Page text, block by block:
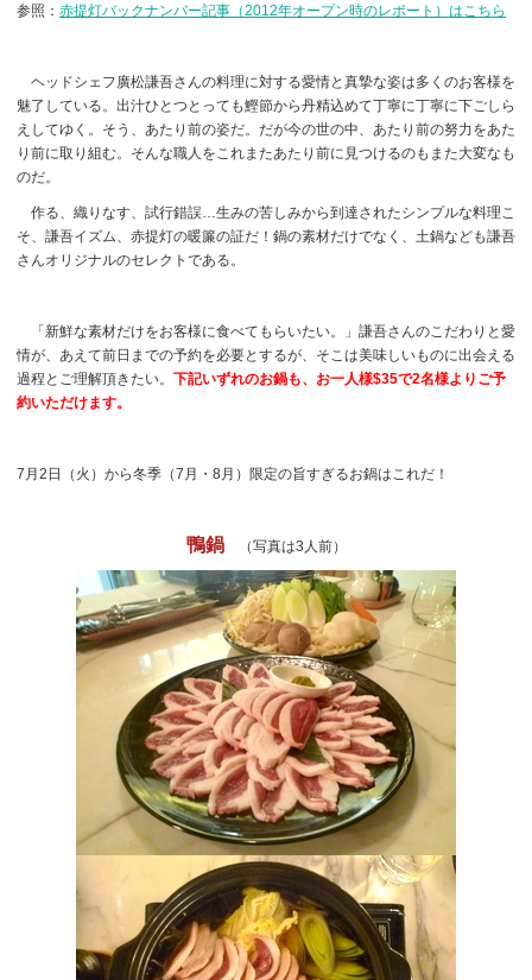
参照： 赤提灯バックナンバー記事（2012年オープン時のレポート）はこちら
ヘッドシェフ廣松謙吾さんの料理に対する愛情と真摯な姿は多くのお客様を
魅了している。出汁ひとつとっても鰹節から丹精込めて丁寧に丁寧に下ごしら
えしてゆく。そう、あたり前の姿だ。だが今の世の中、あたり前の努力をあた
り前に取り組む。そんな職人をこれまたあたり前に見つけるのもまた大変なも
のだ。
作る、織りなす、試行錯誤…生みの苦しみから到達されたシンプルな料理こ
そ、謙吾イズム、赤提灯の暖簾の証だ！鍋の素材だけでなく、土鍋なども謙吾
さんオリジナルのセレクトである。
「新鮮な素材だけをお客様に食べてもらいたい。」謙吾さんのこだわりと愛
情が、あえて前日までの予約を必要とするが、そこは美味しいものに出会える
過程とご理解頂きたい。 下記いずれのお鍋も、お一人様$35で2名様よりご予
約いただけます。
7月2日（火）から冬季（7月・8月）限定の旨すぎるお鍋はこれだ！
鴨鍋（写真は3人前）